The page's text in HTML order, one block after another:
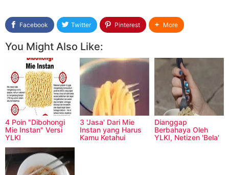
Facebook Twitter Pinterest More
You Might Also Like:
4 Poin "Dibohongi
Mie Instan" Versi
YLKI
3 'Jasa' Dari Mie
Instan yang Harus
Kamu Ketahui
Dianggap
Berbahaya Oleh
YLKI, Netizen 'Bela'